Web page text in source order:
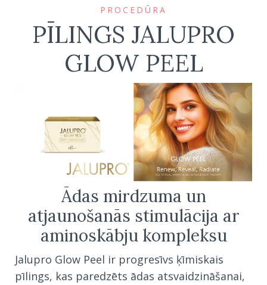
PROCEDŪRA
PĪLINGS JALUPRO
GLOW PEEL
Ādas mirdzuma un
atjaunošanās stimulācija ar
aminoskābju kompleksu
Jalupro Glow Peel ir progresīvs ķīmiskais
pīlings, kas paredzēts ādas atsvaidzināšanai,